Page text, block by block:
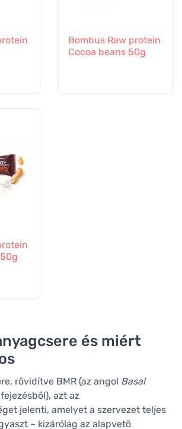
Bombus Raw protein
Cocoa beans 50g
és miért
rövidítve BMR (az angol Basal
azt az
jelenti, amelyet a szervezet teljes
– kizárólag az alapvető